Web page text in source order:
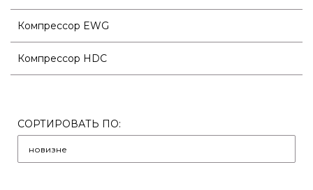
Компрессор EWG
Компрессор HDC
СОРТИРОВАТЬ ПО: